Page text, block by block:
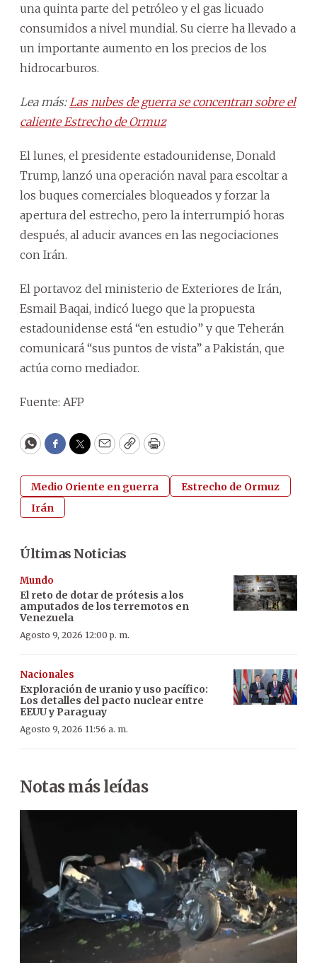
una quinta parte del petróleo y el gas licuado
consumidos a nivel mundial. Su cierre ha llevado a
un importante aumento en los precios de los
hidrocarburos.
Lea más: Las nubes de guerra se concentran sobre el
caliente Estrecho de Ormuz
El lunes, el presidente estadounidense, Donald
Trump, lanzó una operación naval para escoltar a
los buques comerciales bloqueados y forzar la
apertura del estrecho, pero la interrumpió horas
después, al aducir avances en las negociaciones
con Irán.
El portavoz del ministerio de Exteriores de Irán,
Esmail Baqai, indicó luego que la propuesta
estadounidense está “en estudio” y que Teherán
comunicará “sus puntos de vista” a Pakistán, que
actúa como mediador.
Fuente: AFP
WhatsApp
Facebook
Twitter
EmailCopyPrint
Medio Oriente en guerra
Estrecho de Ormuz
Irán
Últimas Noticias
Mundo
El reto de dotar de prótesis a los
amputados de los terremotos en
Venezuela
Agosto 9, 2026 12:00 p. m.
Nacionales
Exploración de uranio y uso pacífico:
Los detalles del pacto nuclear entre
EEUU y Paraguay
Agosto 9, 2026 11:56 a. m.
Notas más leídas